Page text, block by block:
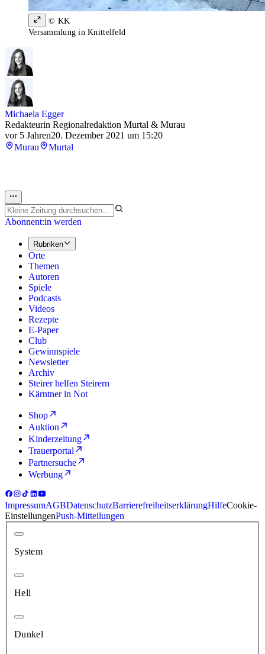
© KK
Versammlung in Knittelfeld
Michaela Egger
Redakteurin Regionalredaktion Murtal & Murau
vor 5 Jahren20. Dezember 2021 um 15:20
Murau
Murtal
Abonnent:in werden
Rubriken
Orte
Themen
Autoren
Spiele
Podcasts
Videos
Rezepte
E-Paper
Club
Gewinnspiele
Newsletter
Archiv
Steirer helfen Steirern
Kärntner in Not
Shop
Auktion
Kinderzeitung
Trauerportal
Partnersuche
Werbung
ImpressumAGBDatenschutzBarrierefreiheitserklärungHilfeCookie-
EinstellungenPush-Mitteilungen
System
Hell
Dunkel